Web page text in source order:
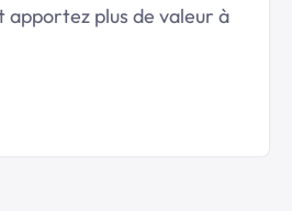
apportez plus de valeur à